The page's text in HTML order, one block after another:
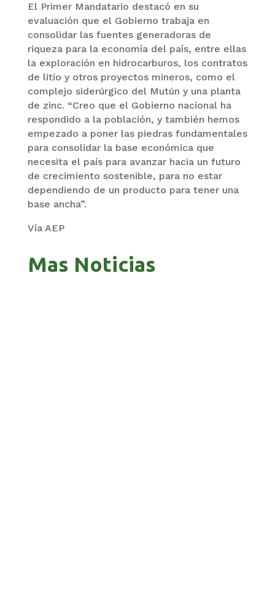
El Primer Mandatario destacó en su
evaluación que el Gobierno trabaja en
consolidar las fuentes generadoras de
riqueza para la economía del país, entre ellas
la exploración en hidrocarburos, los contratos
de litio y otros proyectos mineros, como el
complejo siderúrgico del Mutún y una planta
de zinc. “Creo que el Gobierno nacional ha
respondido a la población, y también hemos
empezado a poner las piedras fundamentales
para consolidar la base económica que
necesita el país para avanzar hacia un futuro
de crecimiento sostenible, para no estar
dependiendo de un producto para tener una
base ancha”.
Vía AEP
Mas Noticias